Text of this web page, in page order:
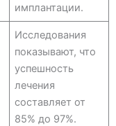
имплантации.
Исследования
показывают, что
успешность
лечения
составляет от
85% до 97%.